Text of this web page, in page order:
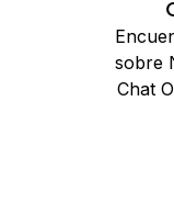
sobre
Chat